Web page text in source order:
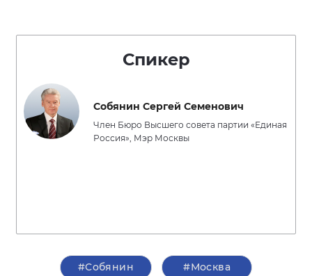
Спикер
Собянин Сергей Семенович
Член Бюро Высшего совета партии «Единая
Россия», Мэр Москвы
#Собянин #Москва